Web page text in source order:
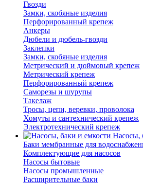
Гвозди
Замки, скобяные изделия
Перфорированный крепеж
Анкеры
Дюбели и дюбель-гвозди
Заклепки
Замки, скобяные изделия
Метрический и дюймовый крепеж
Метрический крепеж
Перфорированный крепеж
Саморезы и шурупы
Такелаж
Тросы, цепи, веревки, проволока
Хомуты и сантехнический крепеж
Электротехнический крепеж
Насосы,
Баки мембранные для
Комплектующие для насосов
Насосы бытовые
Насосы промышленные
Расширительные баки